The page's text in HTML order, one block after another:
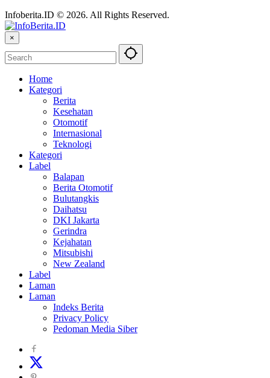
Infoberita.ID © 2026. All Rights Reserved.
×
Home
Kategori
Berita
Kesehatan
Otomotif
Internasional
Teknologi
Kategori
Label
Balapan
Berita Otomotif
Bulutangkis
Daihatsu
DKI Jakarta
Gerindra
Kejahatan
Mitsubishi
New Zealand
Label
Laman
Laman
Indeks Berita
Privacy Policy
Pedoman Media Siber